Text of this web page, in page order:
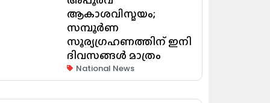
ആകാശവിസ്മയം;
സമ്പൂർണ
സൂര്യഗ്രഹണത്തിന് ഇനി
ദിവസങ്ങൾ മാത്രം
National News